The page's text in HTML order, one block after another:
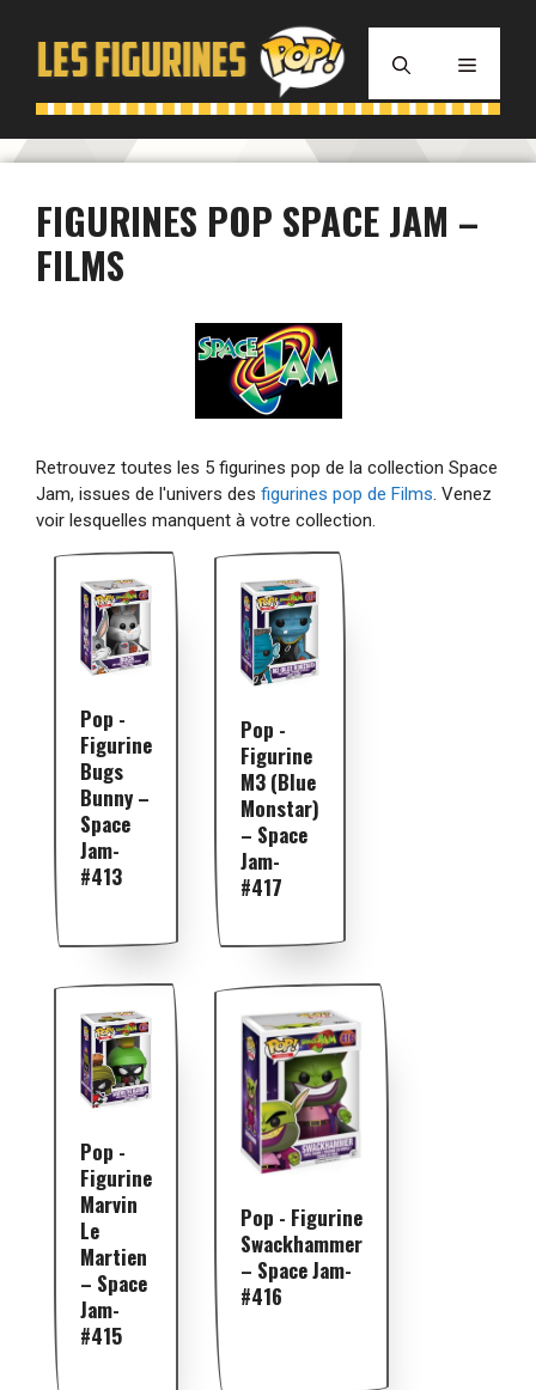
contenu
MENU
FIGURINES POP SPACE JAM –
FILMS
Retrouvez toutes les 5 figurines pop de la collection Space
Jam, issues de l'univers des figurines pop de Films. Venez
voir lesquelles manquent à votre collection.
Pop -
Figurine
Bugs
Bunny –
Space
Jam-
#413
Pop -
Figurine
M3 (Blue
Monstar)
– Space
Jam-
#417
Pop -
Figurine
Marvin
Le
Martien
– Space
Jam-
#415
Pop - Figurine
Swackhammer
– Space Jam-
#416